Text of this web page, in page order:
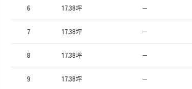
6 17.38坪 −
7 17.38坪 −
8 17.38坪 −
9 17.38坪 −